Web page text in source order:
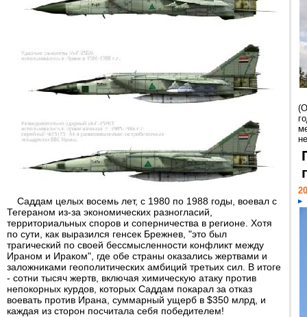
Саддам целых восемь лет, с 1980 по 1988 годы, воевал с
Тегераном из-за экономических разногласий,
территориальных споров и соперничества в регионе. Хотя
по сути, как выразился генсек Брежнев, "это был
трагический по своей бессмысленности конфликт между
Ираном и Ираком", где обе страны оказались жертвами и
заложниками геополитических амбиций третьих сил. В итоге
- сотни тысяч жертв, включая химическую атаку против
непокорных курдов, которых Саддам покарал за отказ
воевать против Ирана, суммарный ущерб в $350 млрд, и
каждая из сторон посчитала себя победителем!